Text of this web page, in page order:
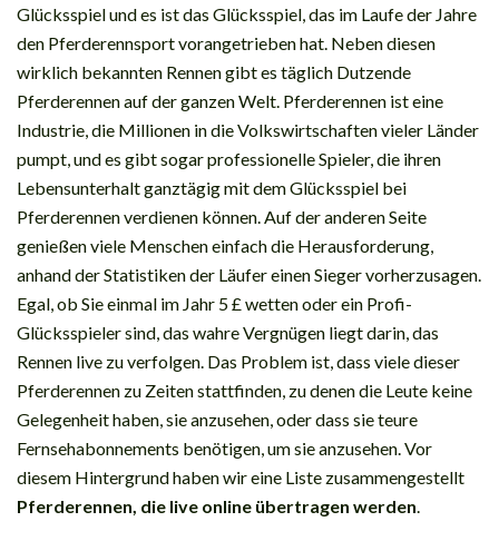
Glücksspiel und es ist das Glücksspiel, das im Laufe der Jahre
den Pferderennsport vorangetrieben hat. Neben diesen
wirklich bekannten Rennen gibt es täglich Dutzende
Pferderennen auf der ganzen Welt. Pferderennen ist eine
Industrie, die Millionen in die Volkswirtschaften vieler Länder
pumpt, und es gibt sogar professionelle Spieler, die ihren
Lebensunterhalt ganztägig mit dem Glücksspiel bei
Pferderennen verdienen können. Auf der anderen Seite
genießen viele Menschen einfach die Herausforderung,
anhand der Statistiken der Läufer einen Sieger vorherzusagen.
Egal, ob Sie einmal im Jahr 5 £ wetten oder ein Profi-
Glücksspieler sind, das wahre Vergnügen liegt darin, das
Rennen live zu verfolgen. Das Problem ist, dass viele dieser
Pferderennen zu Zeiten stattfinden, zu denen die Leute keine
Gelegenheit haben, sie anzusehen, oder dass sie teure
Fernsehabonnements benötigen, um sie anzusehen. Vor
diesem Hintergrund haben wir eine Liste zusammengestellt
Pferderennen, die live online übertragen werden